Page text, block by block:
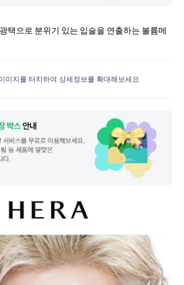
택으로 분위기 있는 입술을 연출하는 볼륨메
미지를 터치하여 상세정보를 확대해보세요